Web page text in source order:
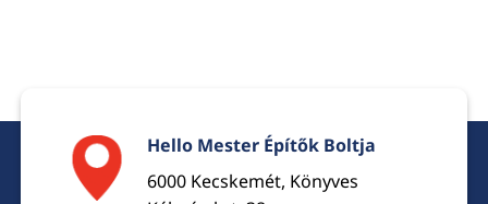
Hello Mester Építők Boltja
6000 Kecskemét, Könyves